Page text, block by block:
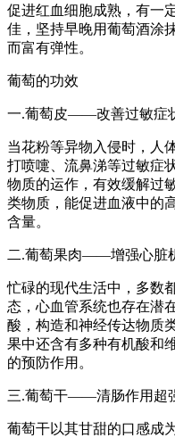
促进红血细胞成熟，有一
佳，坚持早晚用葡萄酒涂
而富有弹性。
葡萄的功效
一.葡萄皮——改善过敏症
当花粉等异物入侵时，人
打喷嚏、流鼻涕等过敏症
物质的运作，有效缓解过
类物质，能促进血液中的
含量。
二.葡萄果肉——增强心脏
忙碌的现代生活中，多数
态，心血管系统也存在潜
酸，构造和神经传达物质
果中还含有多种有机酸和
的预防作用。
三.葡萄干——清肠作用超
葡萄干以其甘甜的口感成